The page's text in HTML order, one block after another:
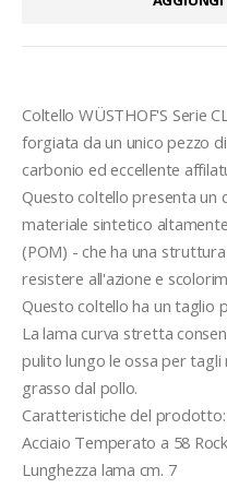
Coltello WÜSTHOF'S Serie
forgiata da un unico pezzo
carbonio ed eccellente
Questo coltello presenta un
materiale sintetico
(POM) - che ha una
resistere all'azione e
Questo coltello ha un taglio
La lama curva stretta
pulito lungo le ossa per
grasso dal pollo.
Caratteristiche del prodotto:
Acciaio Temperato a 58
Lunghezza lama cm. 7